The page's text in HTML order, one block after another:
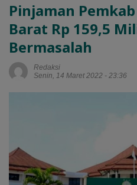
Pinjaman
Barat Rp 159,5
Bermasalah
Redaksi
Senin, 14 Maret 2022 - 23:36